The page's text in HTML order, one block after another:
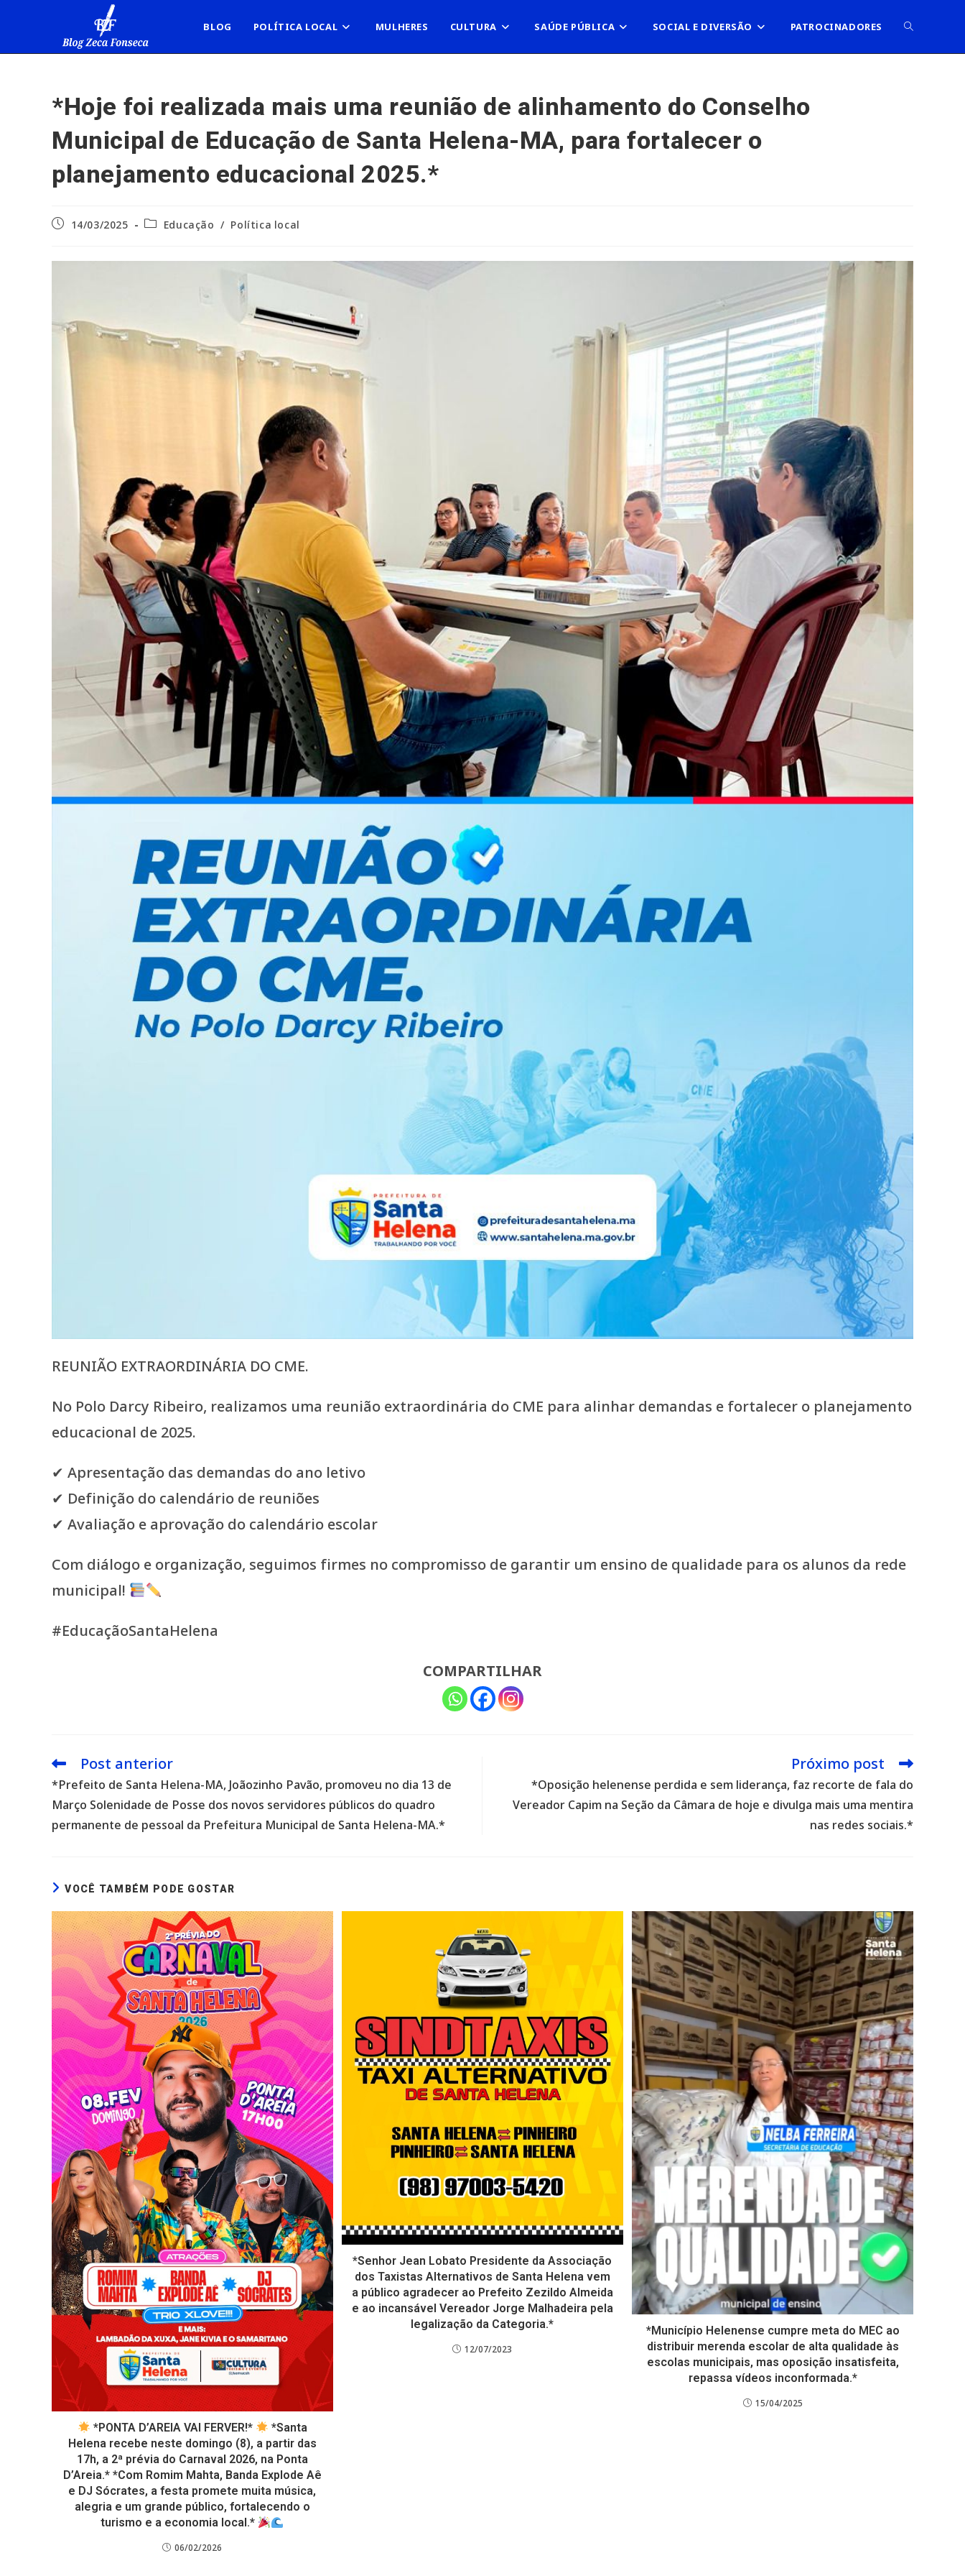
BLOG POLÍTICA LOCAL MULHERES CULTURA SAÚDE PÚBLICA SOCIAL E DIVERSÃO PATROCINADORES ALTERNAR
*Hoje foi realizada mais uma reunião de alinhamento do Conselho
Municipal de Educação de Santa Helena-MA, para fortalecer o
planejamento educacional 2025.*
Post14/03/2025
Categoria
Educação / Política local
REUNIÃO EXTRAORDINÁRIA DO CME.
No Polo Darcy Ribeiro, realizamos uma reunião extraordinária do CME para alinhar demandas e fortalecer o planejamento
educacional de 2025.
✔ Apresentação das demandas do ano letivo
✔ Definição do calendário de reuniões
✔ Avaliação e aprovação do calendário escolar
Com diálogo e organização, seguimos firmes no compromisso de garantir um ensino de qualidade para os alunos da rede
municipal!
#EducaçãoSantaHelena
COMPARTILHAR
Leia
artigos
Post anterior
*Prefeito de Santa Helena-MA, Joãozinho Pavão, promoveu no dia 13 de
Março Solenidade de Posse dos novos servidores públicos do quadro
permanente de pessoal da Prefeitura Municipal de Santa Helena-MA.*
Próximo post
*Oposição helenense perdida e sem liderança, faz recorte de fala do
Vereador Capim na Seção da Câmara de hoje e divulga mais uma mentira
nas redes sociais.*
VOCÊ TAMBÉM PODE GOSTAR
*PONTA D’AREIA VAI FERVER!*
*Santa
Helena recebe neste domingo (8), a partir das
17h, a 2ª prévia do Carnaval 2026, na Ponta
D’Areia.* *Com Romim Mahta, Banda Explode Aê
e DJ Sócrates, a festa promete muita música,
alegria e um grande público, fortalecendo o
turismo e a economia local.*
06/02/2026
*Senhor Jean Lobato Presidente da Associação
dos Taxistas Alternativos de Santa Helena vem
a público agradecer ao Prefeito Zezildo Almeida
e ao incansável Vereador Jorge Malhadeira pela
legalização da Categoria.*
12/07/2023
*Município Helenense cumpre meta do MEC ao
distribuir merenda escolar de alta qualidade às
escolas municipais, mas oposição insatisfeita,
repassa vídeos inconformada.*
15/04/2025